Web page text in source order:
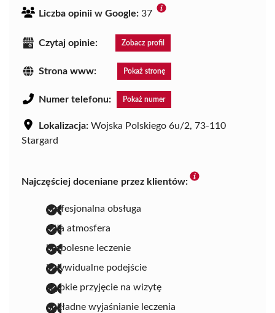
Liczba opinii w Google: 37
Czytaj opinie: Zobacz profil
Strona www: Pokaż stronę
Numer telefonu: Pokaż numer
Lokalizacja: Wojska Polskiego 6u/2, 73-110
Stargard
Najczęściej doceniane przez klientów:
profesjonalna obsługa
miła atmosfera
bezbolesne leczenie
indywidualne podejście
szybkie przyjęcie na wizytę
dokładne wyjaśnianie leczenia